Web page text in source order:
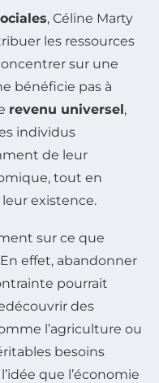
, Céline Marty
les ressources
sur une
bénéficie pas à
revenu universel,
individus
de leur
tout en
existence.
sur ce que
En effet, abandonner
pourrait
des
l’agriculture ou
besoins
que l’économie